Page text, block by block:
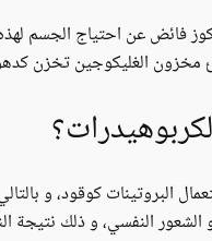
فائض عن احتياج الجسم
مخزون الغليكوجين تخزن
كوقود، و
الشعور النفسي، و ذلك